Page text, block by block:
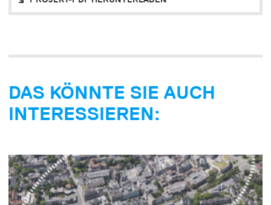
DAS KÖNNTE SIE AUCH
INTERESSIEREN: